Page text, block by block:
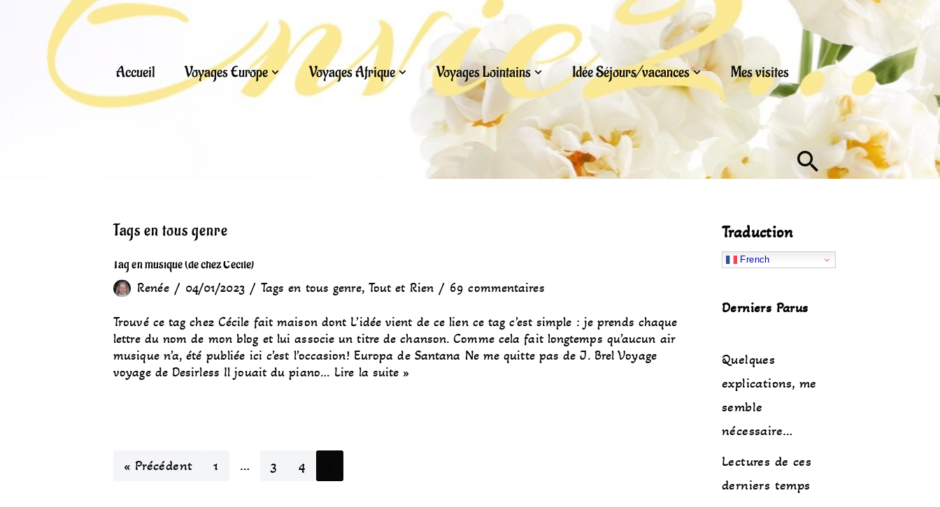
contenu
Accueil Voyages Europe Voyages Afrique Voyages Lointains Idée Séjours/vacances Mes visites
Tags en tous genre
Tag en musique (de chez Cécile)
Renée 04/01/2023 Tags en tous genre, Tout et Rien 69 commentaires
Trouvé ce tag chez Cécile fait maison dont L’idée vient de ce lien ce tag c’est simple : je prends chaque
lettre du nom de mon blog et lui associe un titre de chanson. Comme cela fait longtemps qu’aucun air
musique n’a, été publiée ici c’est l’occasion! Europa de Santana Ne me quitte pas de J. Brel Voyage
voyage de Desirless Il jouait du piano… Lire la suite »
« Précédent 1 … 3 4
Traduction
French
Derniers Parus
Quelques
explications, me
semble
nécessaire…
Lectures de ces
derniers temps